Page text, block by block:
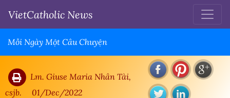
VietCatholic News
Mỗi Ngày Một Câu Chuyện
Lm. Giuse Maria Nhân Tài,
csjb.
01/Dec/2022